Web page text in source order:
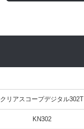
クリアスコープデジタル302T
KN302